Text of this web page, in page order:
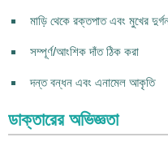
মাড়ি থেকে রক্তপাত এবং মুখের
সম্পূর্ণ/আংশিক দাঁত ঠিক করা
দন্ত বন্ধন এবং এনামেল আকৃতি
ডাক্তারের অভিজ্ঞতা